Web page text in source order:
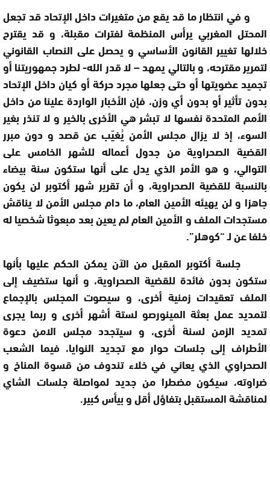
و في انتظار ما قد يقع من متغيرات داخل الإتحاد قد تجعل
المحتل المغربي يرأس المنظمة لفترات مقبلة، و قد يقترح
خلالها تغيير القانون الأساسي و يحصل على النصاب القانوني
لتمرير مقترحه، و بالتالي يمهد – لا قدر الله- لطرد جمهوريتنا أو
تجميد عضويتها أو حتى جعلها مجرد حركة أو كيان داخل الإتحاد
بدون تأثير أو بدون أي وزن، فإن الأخبار الواردة علينا من داخل
الأمم المتحدة نفسها لا تبشر هي الأخرى بالخير و لا تنذر بغير
السوء، إذ لا يزال مجلس الأمن يُغيّب عن قصد و دون مبرر
القضية الصحراوية من جدول أعماله للشهر الخامس على
التوالي، و هو الأمر الذي يدل على أنها ستكون سنة بيضاء
بالنسبة للقضية الصحراوية، و أن تقرير شهر أكتوبر لن يكون
جاهزا و لن يهيئه الأمين العام، ما دام مجلس الأمن لا يناقش
مستجدات الملف و الأمين العام لم يعين بعد مبعوثا شخصيا له
خلفا عن لـ “كوهلر”.
جلسة أكتوبر المقبل من الآن يمكن الحكم عليها بأنها
ستكون بدون فائدة للقضية الصحراوية، و أنها ستضيف إلى
الملف تعقيدات زمنية أخرى، و سيصوت المجلس بالإجماع
لتمديد عمل بعثة المينورصو لستة أشهر أخرى و ربما يجرى
تمديد الزمن لسنة أخرى، و سيتجدد مجلس الامن دعوة
الأطراف إلى جلسات حوار مع تجديد النوايا، فيما الشعب
الصحراوي الذي يعاني في خلاء تندوف من قسوة المناخ و
ضراوته، سيكون مضطرا من جديد لمواصلة جلسات الشاي
لمناقشة المستقبل بتفاؤل أقل و بيأس كبير.